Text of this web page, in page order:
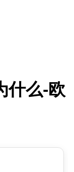
什么-欧